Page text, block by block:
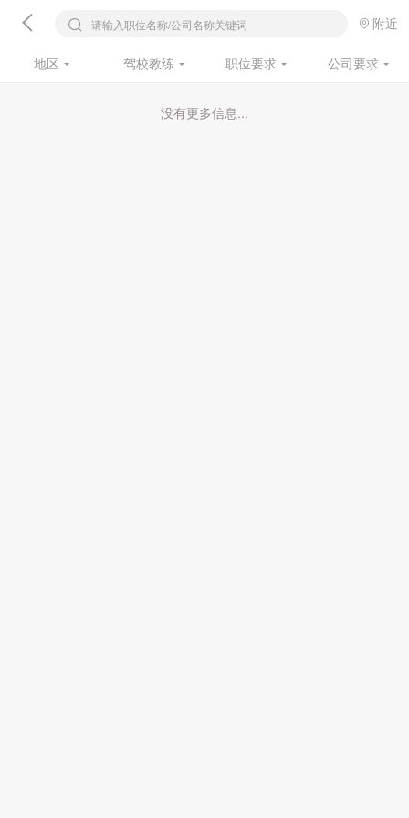
请输入职位名称/公司名称关键词 附近
地区 驾校教练 职位要求 公司要求
没有更多信息...